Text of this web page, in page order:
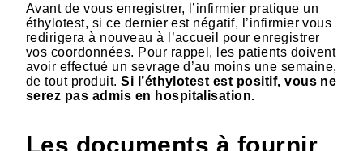
Avant de vous enregistrer, l’infirmier pratique un
éthylotest, si ce dernier est négatif, l’infirmier vous
redirigera à nouveau à l’accueil pour enregistrer
vos coordonnées. Pour rappel, les patients doivent
avoir effectué un sevrage d’au moins une semaine,
de tout produit.Si l’éthylotest est positif, vous ne
serez pas admis en hospitalisation.
Les documents à fournir